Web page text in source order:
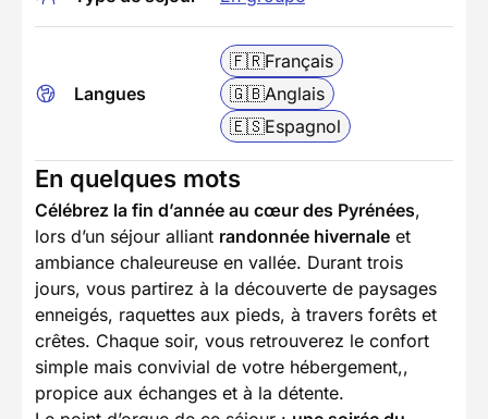
Langues
🇫🇷Français
🇬🇧Anglais
🇪🇸Espagnol
En quelques mots
Célébrez la fin d’année au cœur des Pyrénées,
lors d’un séjour alliant randonnée hivernale et
ambiance chaleureuse en vallée. Durant trois
jours, vous partirez à la découverte de paysages
enneigés, raquettes aux pieds, à travers forêts et
crêtes. Chaque soir, vous retrouverez le confort
simple mais convivial de votre hébergement,,
propice aux échanges et à la détente.